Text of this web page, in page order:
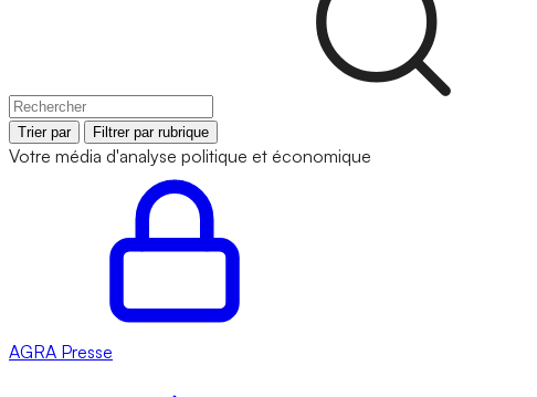
Trier par Filtrer par rubrique
Votre média d'analyse politique et économique
AGRA Presse